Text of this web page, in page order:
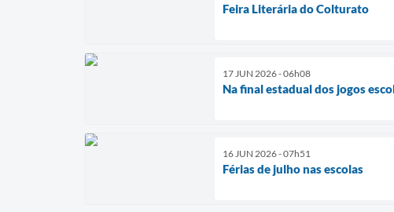
Feira Literária do Colturato
17 JUN 2026 - 06h08
Na final estadual dos jogos
16 JUN 2026 - 07h51
Férias de julho nas escolas